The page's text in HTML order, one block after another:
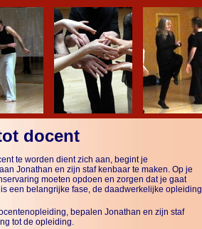
docent
te worden dient zich aan, begint je
Jonathan en zijn staf kenbaar te maken. Op je
moeten opdoen en zorgen dat je gaat
een belangrijke fase, de daadwerkelijke opleiding
bepalen Jonathan en zijn staf
tot de opleiding.